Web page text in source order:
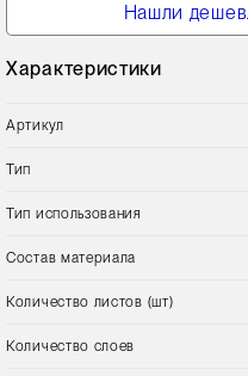
Нашли
Характеристики
Артикул
Тип
Тип использования
Состав материала
Количество листов (шт)
Количество слоев